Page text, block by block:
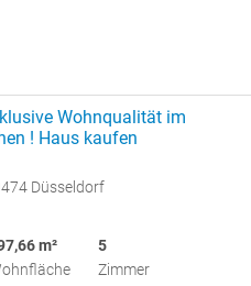
Wohnqualität im
! Haus kaufen
Düsseldorf
m²
5
Zimmer